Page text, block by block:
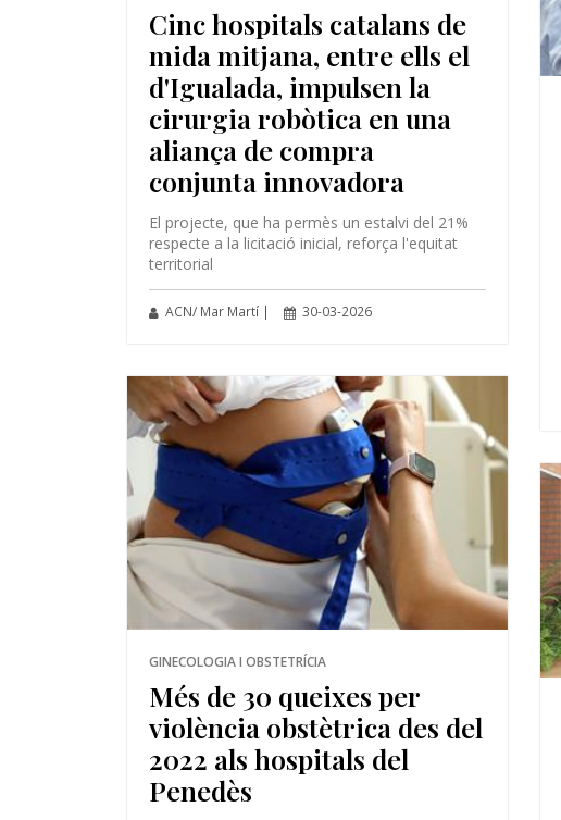
Cinc hospitals catalans de
mida mitjana, entre ells el
d'Igualada, impulsen la
cirurgia robòtica en una
aliança de compra
conjunta innovadora
El projecte, que ha permès un estalvi del 21%
respecte a la licitació inicial, reforça l'equitat
territorial
ACN/ Mar Martí | 30-03-2026
GINECOLOGIA I OBSTETRÍCIA
Més de 30 queixes per
violència obstètrica des del
2022 als hospitals del
Penedès